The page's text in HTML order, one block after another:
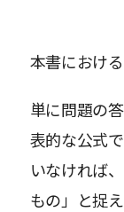
本書におけ
単に問題の
表的な公式
いなければ
もの」と捉